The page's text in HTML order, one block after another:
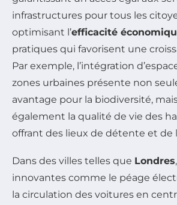
infrastructures pour tous les
optimisant l’efficacité
pratiques qui favorisent une
Par exemple, l’intégration
zones urbaines présente non
avantage pour la biodiversité,
également la qualité de vie des
offrant des lieux de détente et de
Dans des villes telles que Londres
innovantes comme le péage
la circulation des voitures en